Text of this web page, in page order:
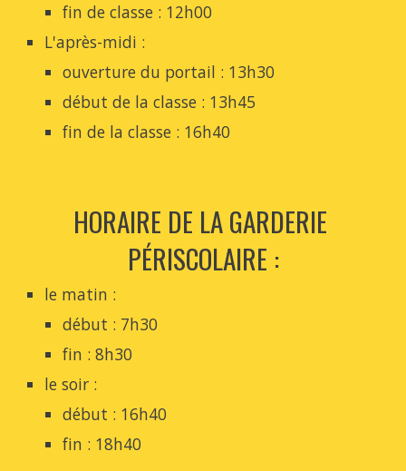
fin de classe : 12h00
L'après-midi :
ouverture du portail : 13h30
début de la classe : 13h45
fin de la classe : 16h40
HORAIRE DE LA GARDERIE
PÉRISCOLAIRE :
le matin :
début : 7h30
fin : 8h30
le soir :
début : 16h40
fin : 18h40